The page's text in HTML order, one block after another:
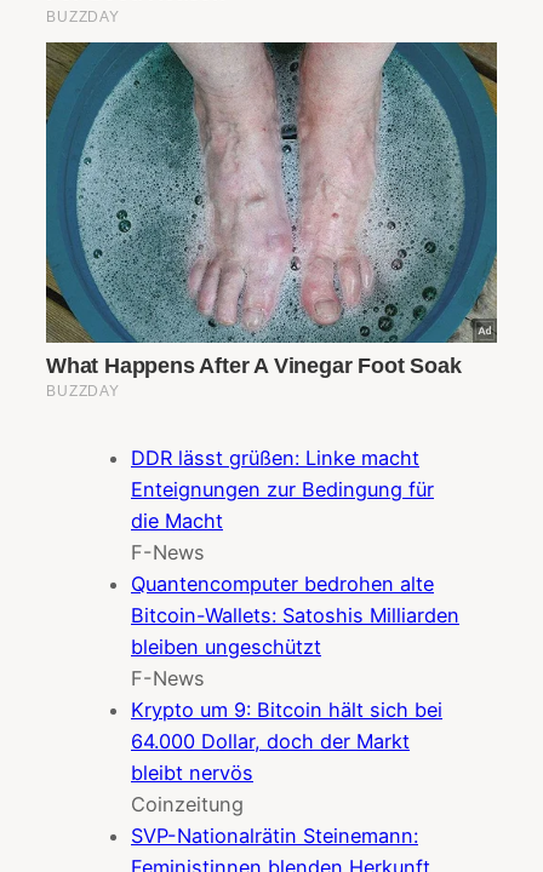
DDR lässt grüßen: Linke macht
Enteignungen zur Bedingung für
die Macht
F-News
Quantencomputer bedrohen alte
Bitcoin-Wallets: Satoshis Milliarden
bleiben ungeschützt
F-News
Krypto um 9: Bitcoin hält sich bei
64.000 Dollar, doch der Markt
bleibt nervös
Coinzeitung
SVP-Nationalrätin Steinemann:
Feministinnen blenden Herkunft